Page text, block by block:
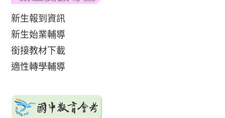
新生報到資訊
新生始業輔導
銜接教材下載
適性轉學輔導